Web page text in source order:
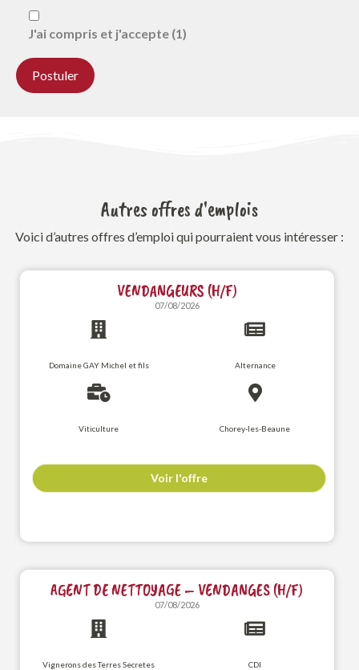
J'ai compris et j'accepte (1)
Autres offres d'emplois
Voici d’autres offres d’emploi qui pourraient vous intéresser :
VENDANGEURS (H/F)
07/08/2026
Domaine GAY Michel et fils Alternance
Viticulture Chorey-les-Beaune
Voir l'offre
AGENT DE NETTOYAGE – VENDANGES (H/F)
07/08/2026
Vignerons des Terres Secretes CDI